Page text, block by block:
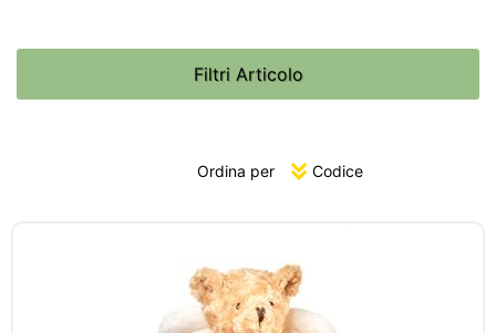
Filtri Articolo
Ordina per